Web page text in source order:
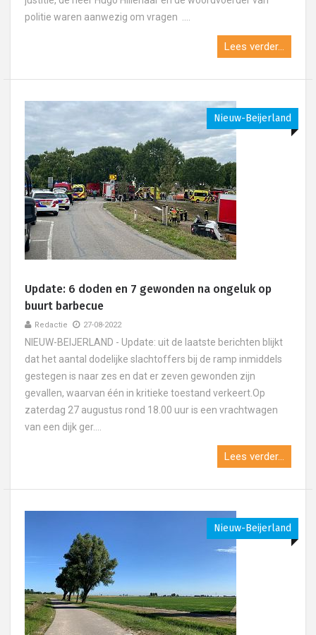
politie waren aanwezig om vragen ....
Lees verder...
Nieuw-Beijerland
Update: 6 doden en 7 gewonden na ongeluk op
buurt barbecue
Redactie 27-08-2022
NIEUW-BEIJERLAND - Update: uit de laatste berichten blijkt
dat het aantal dodelijke slachtoffers bij de ramp inmiddels
gestegen is naar zes en dat er zeven gewonden zijn
gevallen, waarvan één in kritieke toestand verkeert.Op
zaterdag 27 augustus rond 18.00 uur is een vrachtwagen
van een dijk ger....
Lees verder...
Nieuw-Beijerland